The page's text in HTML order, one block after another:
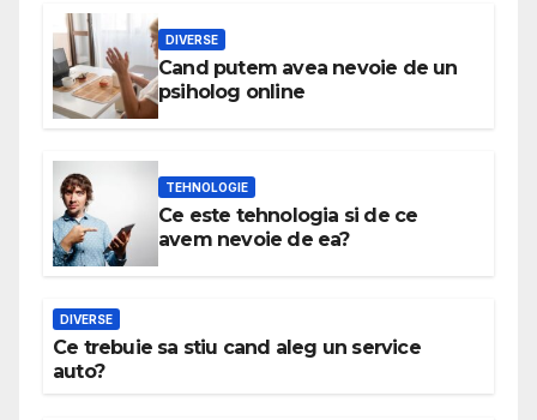
DIVERSE
Cand putem avea nevoie de un
psiholog online
TEHNOLOGIE
Ce este tehnologia si de ce
avem nevoie de ea?
DIVERSE
Ce trebuie sa stiu cand aleg un service
auto?